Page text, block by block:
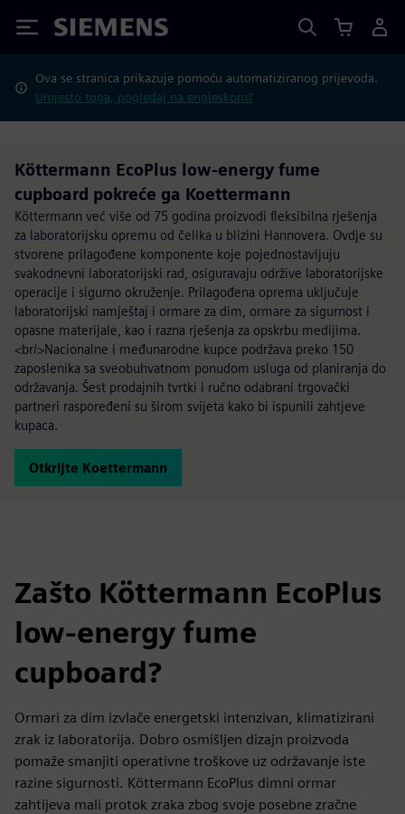
Siemens
Ova se stranica prikazuje pomoću automatiziranog prijevoda.
Umjesto toga, pogledaj na engleskom?
Köttermann EcoPlus low-energy fume
cupboard pokreće ga Koettermann
Köttermann već više od 75 godina proizvodi fleksibilna rješenja
za laboratorijsku opremu od čelika u blizini Hannovera. Ovdje su
stvorene prilagođene komponente koje pojednostavljuju
svakodnevni laboratorijski rad, osiguravaju održive laboratorijske
operacije i sigurno okruženje. Prilagođena oprema uključuje
laboratorijski namještaj i ormare za dim, ormare za sigurnost i
opasne materijale, kao i razna rješenja za opskrbu medijima.
<br/>Nacionalne i međunarodne kupce podržava preko 150
zaposlenika sa sveobuhvatnom ponudom usluga od planiranja do
održavanja. Šest prodajnih tvrtki i ručno odabrani trgovački
partneri raspoređeni su širom svijeta kako bi ispunili zahtjeve
kupaca.
Otkrijte Koettermann
Zašto Köttermann EcoPlus
low-energy fume
cupboard?
Ormari za dim izvlače energetski intenzivan, klimatizirani
zrak iz laboratorija. Dobro osmišljen dizajn proizvoda
pomaže smanjiti operativne troškove uz održavanje iste
razine sigurnosti. Köttermann EcoPlus dimni ormar
zahtijeva mali protok zraka zbog svoje posebne zračne